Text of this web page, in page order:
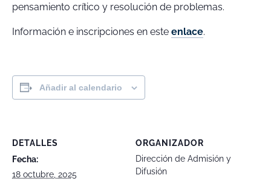
pensamiento crítico y resolución de problemas.
Información e inscripciones en este enlace.
Añadir al calendario
DETALLES
Fecha:
18 octubre, 2025
ORGANIZADOR
Dirección de Admisión y
Difusión